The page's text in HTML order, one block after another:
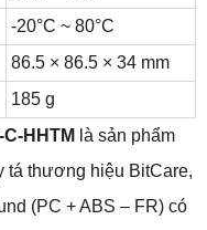
-20°C ~ 80°C
86.5 × 86.5 × 34 mm
185 g
HHTM là sản phẩm
tá thương hiệu BitCare,
(PC + ABS – FR) có